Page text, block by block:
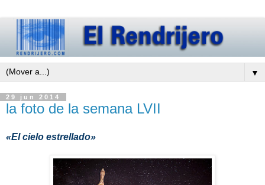
▼
29 jun 2014
la foto de la semana LVII
«El cielo estrellado»